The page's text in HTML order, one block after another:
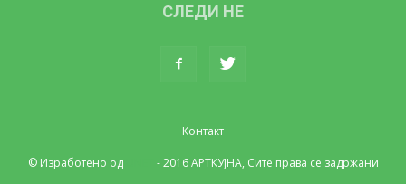
СЛЕДИ НЕ
Контакт
© Изработено од - 2016 АРТКУЈНА, Сите права се задржани